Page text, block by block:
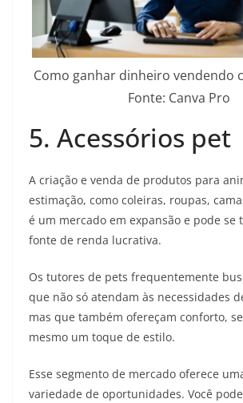
Como ganhar dinheiro vendendo
Fonte: Canva Pro
5. Acessórios pet
A criação e venda de produtos para
estimação, como coleiras, roupas,
é um mercado em expansão e pode se
fonte de renda lucrativa.
Os tutores de pets frequentemente
que não só atendam às necessidades
mas que também ofereçam conforto,
mesmo um toque de estilo.
Esse segmento de mercado oferece
variedade de oportunidades. Você